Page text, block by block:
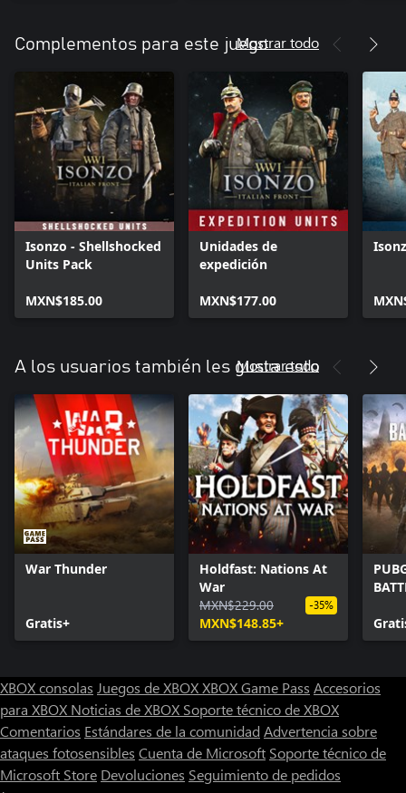
Complementos para este juegoMostrar todo
Isonzo - Shellshocked
Units Pack
MXN$185.00
Unidades de
expedición
MXN$177.00
A los usuarios también les gusta esto
Mostrar todo
War Thunder
Gratis+
Holdfast: Nations At
War
MXN$229.00
MXN$148.85+
-35%
XBOX consolas Juegos de XBOXXBOX Game Pass Accesorios
para XBOX Noticias de XBOX Soporte técnico de XBOX
Comentarios Estándares de la comunidad Advertencia sobre
ataques fotosensibles Cuenta de Microsoft Soporte técnico de
Microsoft Store Devoluciones Seguimiento de pedidos